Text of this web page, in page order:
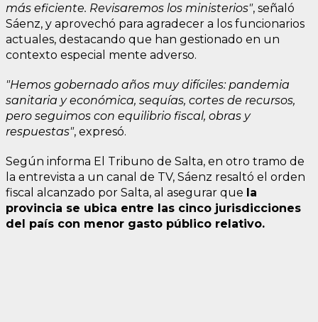
más eficiente. Revisaremos los ministerios", señaló
Sáenz, y aprovechó para agradecer a los funcionarios
actuales, destacando que han gestionado en un
contexto especial mente adverso.
"Hemos gobernado años muy difíciles: pandemia
sanitaria y económica, sequías, cortes de recursos,
pero seguimos con equilibrio fiscal, obras y
respuestas", expresó.
Según informa El Tribuno de Salta, en otro tramo de
la entrevista a un canal de TV, Sáenz resaltó el orden
fiscal alcanzado por Salta, al asegurar que la
provincia se ubica entre las cinco jurisdicciones
del país con menor gasto público relativo.